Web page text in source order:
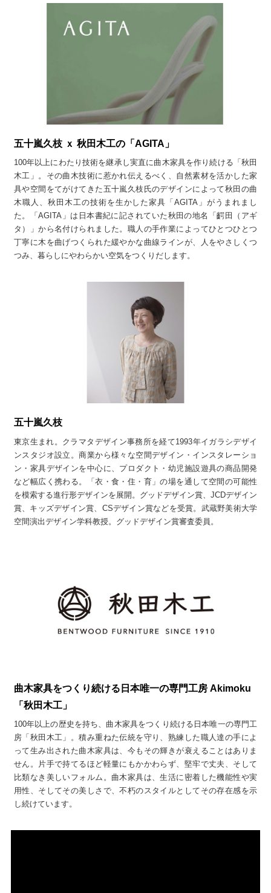
五十嵐久枝 ｘ 秋田木工の「AGITA」
100年以上にわたり技術を継承し実直に曲木家具を作り続ける「秋田
木工」。その曲木技術に惹かれ伝えるべく、自然素材を活かした家
具や空間をてがけてきた五十嵐久枝氏のデザインによって秋田の曲
木職人、秋田木工の技術を生かした家具「AGITA」がうまれまし
た。「AGITA」は日本書紀に記されていた秋田の地名「齶田（アギ
タ）」から名付けられました。職人の手作業によってひとつひとつ
丁寧に木を曲げつくられた緩やかな曲線ラインが、人をやさしくつ
つみ、暮らしにやわらかい空気をつくりだします。
五十嵐久枝
東京生まれ。クラマタデザイン事務所を経て1993年イガラシデザイ
ンスタジオ設立。商業から様々な空間デザイン・インスタレーショ
ン・家具デザインを中心に、プロダクト・幼児施設遊具の商品開発
など幅広く携わる。「衣・食・住・育」の場を通して空間の可能性
を模索する進行形デザインを展開。グッドデザイン賞、JCDデザイン
賞、キッズデザイン賞、CSデザイン賞などを受賞。武蔵野美術大学
空間演出デザイン学科教授。グッドデザイン賞審査委員。
曲木家具をつくり続ける日本唯一の専門工房 Akimoku
「秋田木工」
100年以上の歴史を持ち、曲木家具をつくり続ける日本唯一の専門工
房「秋田木工」。積み重ねた伝統を守り、熟練した職人達の手によ
って生み出された曲木家具は、今もその輝きが衰えることはありま
せん。片手で持てるほど軽量にもかかわらず、堅牢で丈夫、そして
比類なき美しいフォルム。曲木家具は、生活に密着した機能性や実
用性、そしてその美しさで、不朽のスタイルとしてその存在感を示
し続けています。